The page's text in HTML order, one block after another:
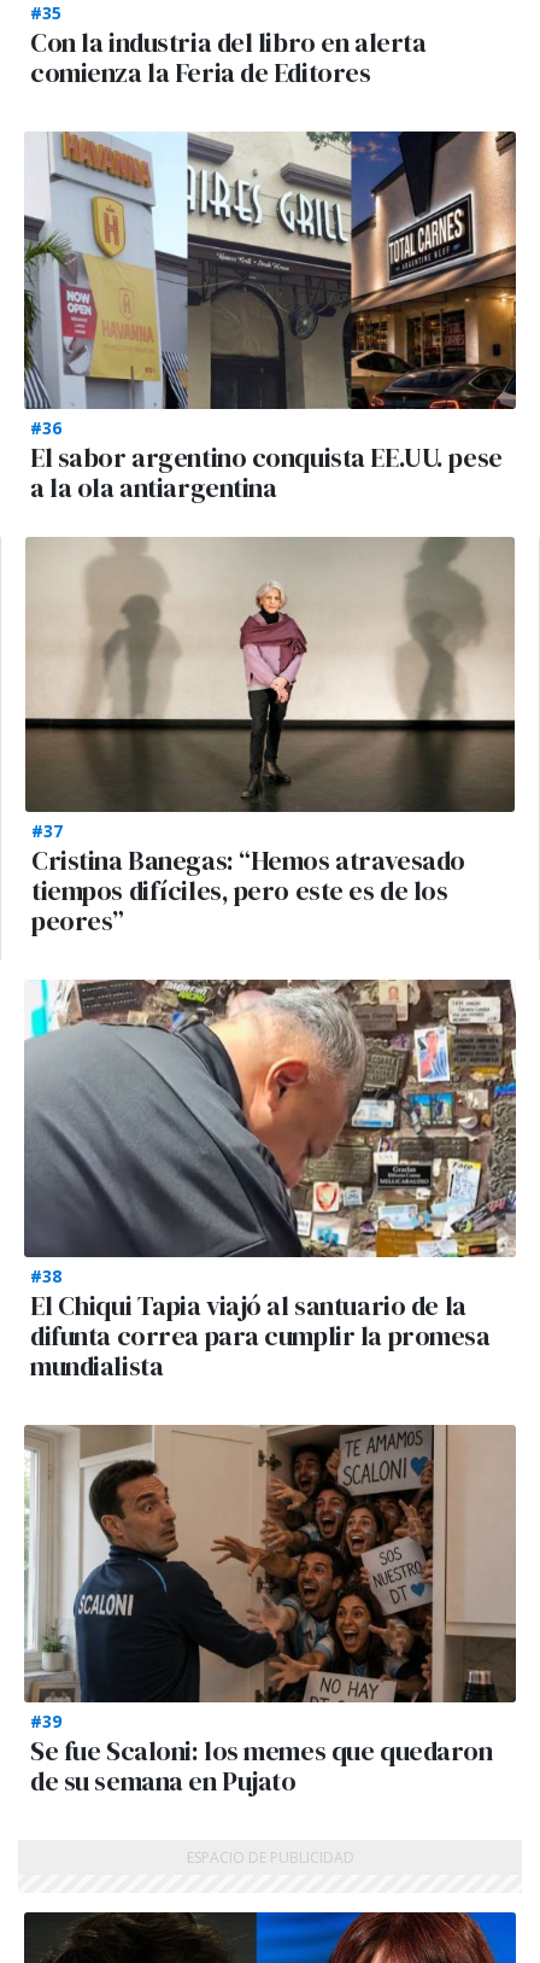
#35
Con la industria del libro en alerta
comienza la Feria de Editores
#36
El sabor argentino conquista EE.UU. pese
a la ola antiargentina
#37
Cristina Banegas: “Hemos atravesado
tiempos difíciles, pero este es de los
peores”
#38
El Chiqui Tapia viajó al santuario de la
difunta correa para cumplir la promesa
mundialista
#39
Se fue Scaloni: los memes que quedaron
de su semana en Pujato